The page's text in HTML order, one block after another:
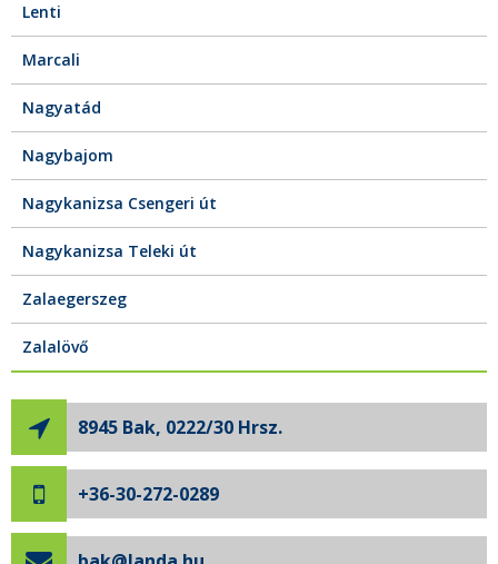
Lenti
Marcali
Nagyatád
Nagybajom
Nagykanizsa Csengeri út
Nagykanizsa Teleki út
Zalaegerszeg
Zalalövő
8945 Bak, 0222/30 Hrsz.
+36-30-272-0289